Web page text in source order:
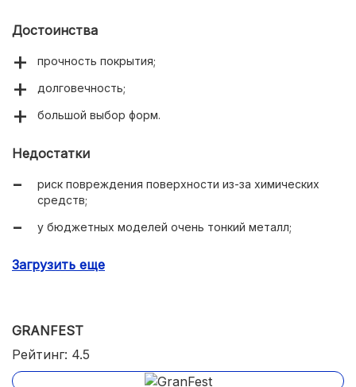
Достоинства
прочность покрытия;
долговечность;
большой выбор форм.
Недостатки
риск повреждения поверхности из-за химических
средств;
у бюджетных моделей очень тонкий металл;
Загрузить еще
GRANFEST
Рейтинг: 4.5